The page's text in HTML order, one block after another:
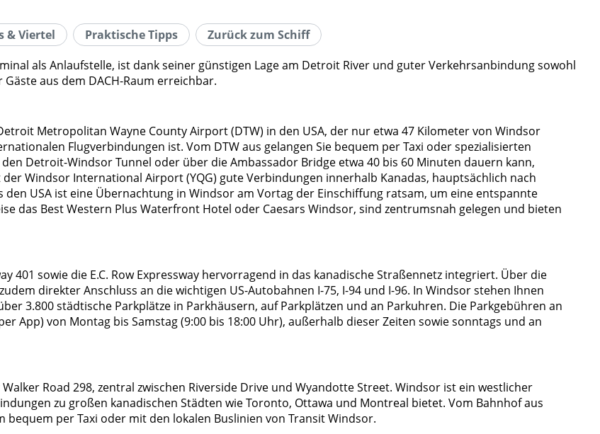
& Viertel Praktische Tipps
Zurück zum Schiff
als Anlaufstelle, ist dank seiner günstigen Lage am Detroit River und guter Verkehrsanbindung sowohl
aus dem DACH-Raum erreichbar.
Metropolitan Wayne County Airport (DTW) in den USA, der nur etwa 47 Kilometer von Windsor
Flugverbindungen ist. Vom DTW aus gelangen Sie bequem per Taxi oder spezialisierten
Detroit-Windsor Tunnel oder über die Ambassador Bridge etwa 40 bis 60 Minuten dauern kann,
Windsor International Airport (YQG) gute Verbindungen innerhalb Kanadas, hauptsächlich nach
USA ist eine Übernachtung in Windsor am Vortag der Einschiffung ratsam, um eine entspannte
das Best Western Plus Waterfront Hotel oder Caesars Windsor, sind zentrumsnah gelegen und bieten
401 sowie die E.C. Row Expressway hervorragend in das kanadische Straßennetz integriert. Über die
direkter Anschluss an die wichtigen US-Autobahnen I-75, I-94 und I-96. In Windsor stehen Ihnen
3.800 städtische Parkplätze in Parkhäusern, auf Parkplätzen und an Parkuhren. Die Parkgebühren an
App) von Montag bis Samstag (9:00 bis 18:00 Uhr), außerhalb dieser Zeiten sowie sonntags und an
Road 298, zentral zwischen Riverside Drive und Wyandotte Street. Windsor ist ein westlicher
zu großen kanadischen Städten wie Toronto, Ottawa und Montreal bietet. Vom Bahnhof aus
per Taxi oder mit den lokalen Buslinien von Transit Windsor.